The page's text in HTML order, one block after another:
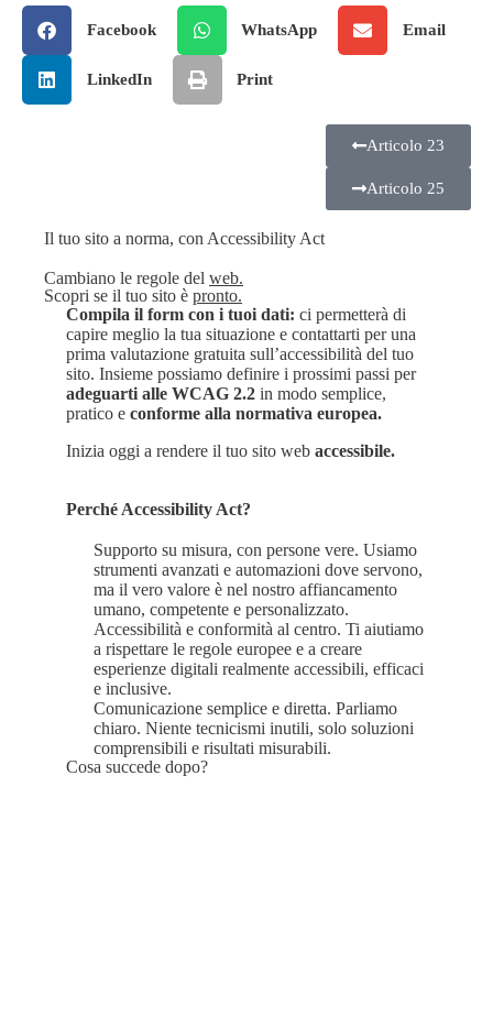
Facebook WhatsApp Email
LinkedIn Print
Articolo 23
Articolo 25
Il tuo sito a norma, con Accessibility Act
Cambiano le regole del web.
Scopri se il tuo sito è pronto.
Compila il form con i tuoi dati: ci permetterà di
capire meglio la tua situazione e contattarti per una
prima valutazione gratuita sull’accessibilità del tuo
sito. Insieme possiamo definire i prossimi passi per
adeguarti alle WCAG 2.2 in modo semplice,
pratico e conforme alla normativa europea.
Inizia oggi a rendere il tuo sito web accessibile.
Perché Accessibility Act?
Supporto su misura, con persone vere. Usiamo
strumenti avanzati e automazioni dove servono,
ma il vero valore è nel nostro affiancamento
umano, competente e personalizzato.
Accessibilità e conformità al centro. Ti aiutiamo
a rispettare le regole europee e a creare
esperienze digitali realmente accessibili, efficaci
e inclusive.
Comunicazione semplice e diretta. Parliamo
chiaro. Niente tecnicismi inutili, solo soluzioni
comprensibili e risultati misurabili.
Cosa succede dopo?